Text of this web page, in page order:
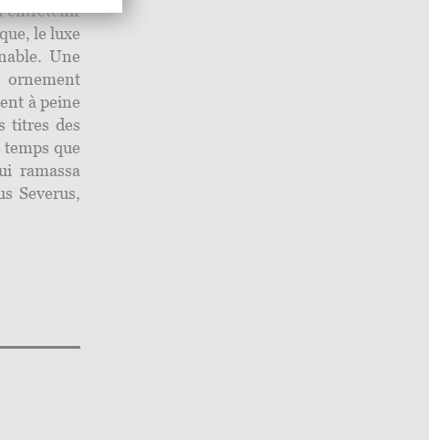
entretenir
le luxe
Une
à peine
titres des
temps que
ramassa
Severus,